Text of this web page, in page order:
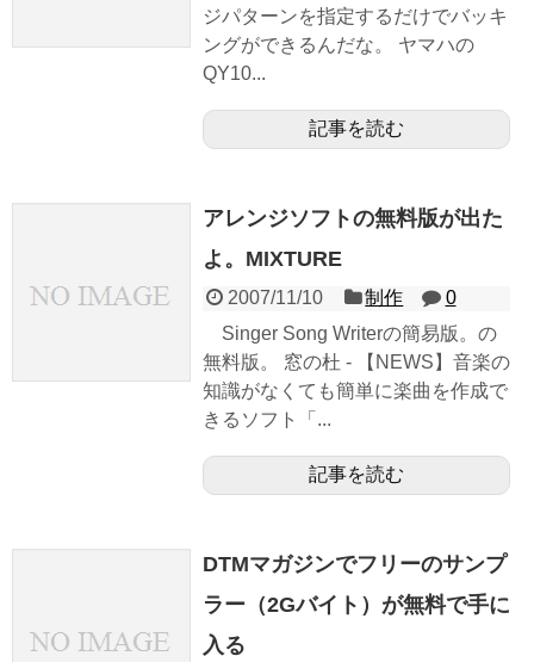
ジパターンを指定するだけでバッキ
ングができるんだな。 ヤマハの
QY10...
記事を読む
アレンジソフトの無料版が出た
よ。MIXTURE
2007/11/10 制作
0
Singer Song Writerの簡易版。の
無料版。 窓の杜 - 【NEWS】音楽の
知識がなくても簡単に楽曲を作成で
きるソフト「...
記事を読む
DTMマガジンでフリーのサンプ
ラー（2Gバイト）が無料で手に
入る